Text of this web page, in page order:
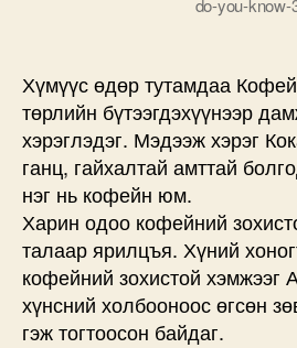
do-you-know-
Хүмүүс өдөр тутамдаа
төрлийн бүтээгдэхүүнээр
хэрэглэдэг. Мэдээж хэрэг
ганц, гайхалтай амттай
нэг нь кофейн юм.
Харин одоо кофейний
талаар ярилцъя. Хүний
кофейний зохистой хэмжээг
хүнсний холбооноос өгсөн
гэж тогтоосон байдаг.